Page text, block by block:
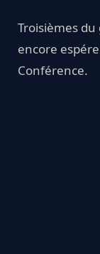
Troisièmes
encore
Conférence.